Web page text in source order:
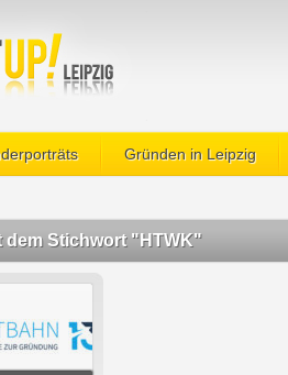
Gründen in Leipzig
dem Stichwort "HTWK"